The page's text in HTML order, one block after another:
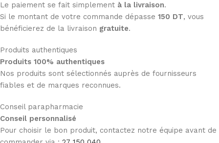
Le paiement se fait simplement à la livraison.
Si le montant de votre commande dépasse 150 DT, vous
bénéficierez de la livraison gratuite.
Produits authentiques
Produits 100% authentiques
Nos produits sont sélectionnés auprès de fournisseurs
fiables et de marques reconnues.
Conseil parapharmacie
Conseil personnalisé
Pour choisir le bon produit, contactez notre équipe avant de